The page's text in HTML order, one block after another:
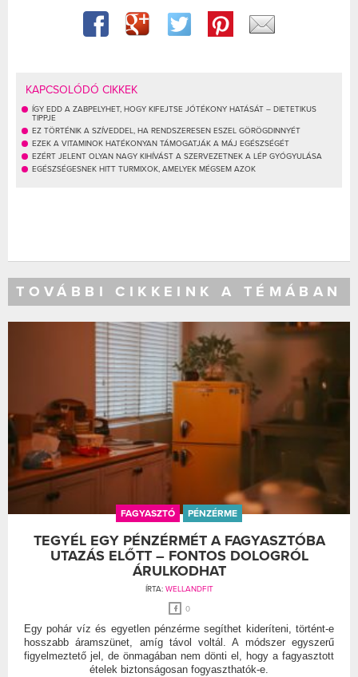
KAPCSOLÓDÓ CIKKEK
ÍGY EDD A ZABPELYHET, HOGY KIFEJTSE JÓTÉKONY HATÁSÁT – DIETETIKUS
TIPPJE
EZ TÖRTÉNIK A SZÍVEDDEL, HA RENDSZERESEN ESZEL GÖRÖGDINNYÉT
EZEK A VITAMINOK HATÉKONYAN TÁMOGATJÁK A MÁJ EGÉSZSÉGÉT
EZÉRT JELENT OLYAN NAGY KIHÍVÁST A SZERVEZETNEK A LÉP GYÓGYULÁSA
EGÉSZSÉGESNEK HITT TURMIXOK, AMELYEK MÉGSEM AZOK
TOVÁBBI CIKKEINK A TÉMÁBAN
FAGYASZTÓ PÉNZÉRME
TEGYÉL EGY PÉNZÉRMÉT A FAGYASZTÓBA
UTAZÁS ELŐTT – FONTOS DOLOGRÓL
ÁRULKODHAT
ÍRTA: WELLANDFIT
0
Egy pohár víz és egyetlen pénzérme segíthet kideríteni, történt-e
hosszabb áramszünet, amíg távol voltál. A módszer egyszerű
figyelmeztető jel, de önmagában nem dönti el, hogy a fagyasztott
ételek biztonságosan fogyaszthatók-e.